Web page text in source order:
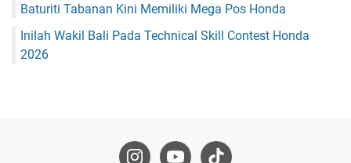
Baturiti Tabanan Kini Memiliki Mega Pos Honda
Inilah Wakil Bali Pada Technical Skill Contest Honda
2026